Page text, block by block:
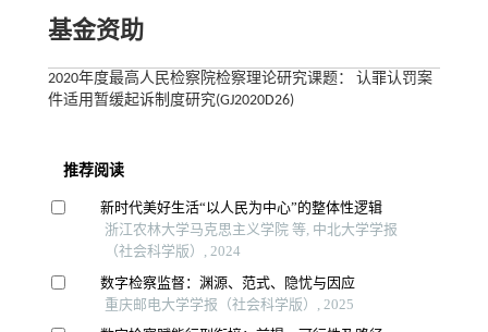
基金资助
2020年度最高人民检察院检察理论研究课题： 认罪认罚案
件适用暂缓起诉制度研究(GJ2020D26)